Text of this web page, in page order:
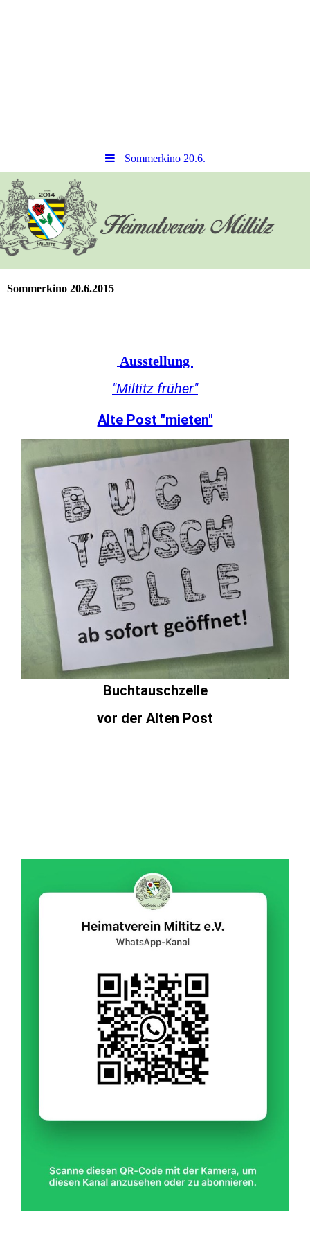
Sommerkino 20.6.
Sommerkino 20.6.2015
Ausstellung
"Miltitz früher"
Alte Post "mieten"
Buchtauschzelle
vor der Alten Post